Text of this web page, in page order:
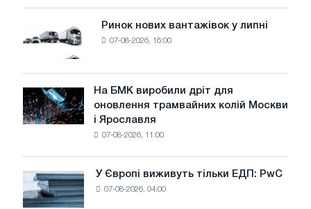
досягнення
цілей
декарбонізації
Ринок
нових
вантажівок
у
липні
Ринок нових вантажівок у липні
07-08-2026, 16:00
На
БМК
виробили
трамвайних
колій
На БМК виробили дріт для
оновлення трамвайних колій Москви
і Ярославля
07-08-2026, 11:00
Європі
виживуть
У Європі виживуть тільки ЕДП: PwC
07-08-2026, 04:00